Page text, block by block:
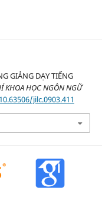
GIẢNG DẠY TIẾNG
KHOA HỌC NGÔN NGỮ
jilc.0903.411